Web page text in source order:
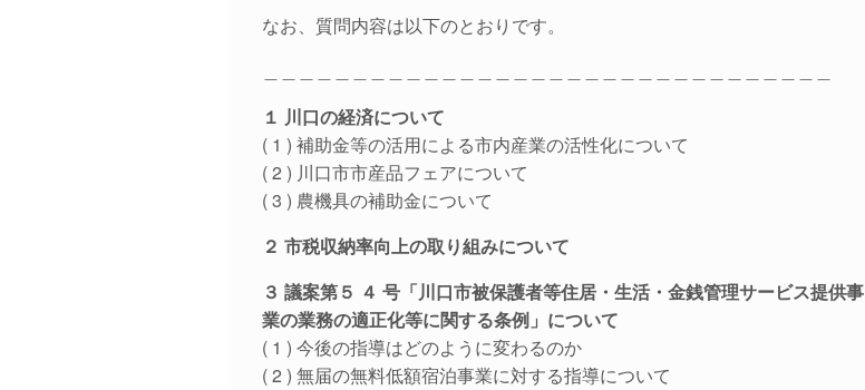
なお、質問内容は以下のとおりです。
１ 川口の経済について
( 1 ) 補助金等の活用による市内産業の活性化について
( 2 ) 川口市市産品フェアについて
( 3 ) 農機具の補助金について
２ 市税収納率向上の取り組みについて
３ 議案第５ ４ 号「川口市被保護者等住居・生活・金銭管理サービス提供事
業の業務の適正化等に関する条例」について
( 1 ) 今後の指導はどのように変わるのか
( 2 ) 無届の無料低額宿泊事業に対する指導について